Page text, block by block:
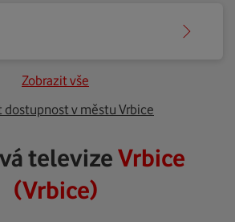
Zobrazit vše
dostupnost v městu Vrbice
televizeVrbice
(Vrbice)